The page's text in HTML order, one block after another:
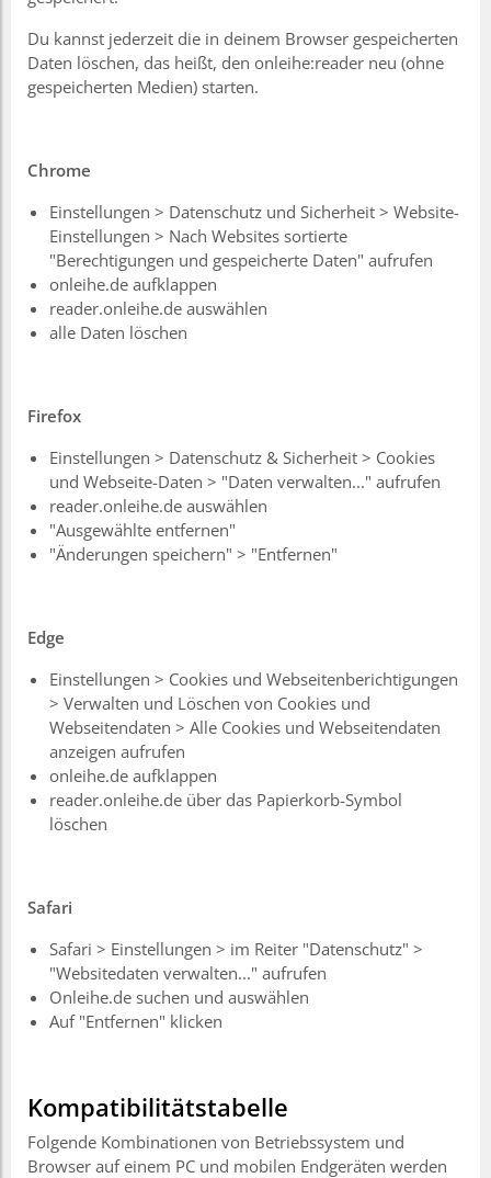
Du kannst jederzeit die in deinem Browser gespeicherten
Daten löschen, das heißt, den onleihe:reader neu (ohne
gespeicherten Medien) starten.
Chrome
Einstellungen > Datenschutz und Sicherheit > Website-
Einstellungen > Nach Websites sortierte
"Berechtigungen und gespeicherte Daten" aufrufen
onleihe.de aufklappen
reader.onleihe.de auswählen
alle Daten löschen
Firefox
Einstellungen > Datenschutz & Sicherheit > Cookies
und Webseite-Daten > "Daten verwalten..." aufrufen
reader.onleihe.de auswählen
"Ausgewählte entfernen"
"Änderungen speichern" > "Entfernen"
Edge
Einstellungen > Cookies und Webseitenberichtigungen
> Verwalten und Löschen von Cookies und
Webseitendaten > Alle Cookies und Webseitendaten
anzeigen aufrufen
onleihe.de aufklappen
reader.onleihe.de über das Papierkorb-Symbol
löschen
Safari
Safari > Einstellungen > im Reiter "Datenschutz" >
"Websitedaten verwalten..." aufrufen
Onleihe.de suchen und auswählen
Auf "Entfernen" klicken
Kompatibilitätstabelle
Folgende Kombinationen von Betriebssystem und
Browser auf einem PC und mobilen Endgeräten werden